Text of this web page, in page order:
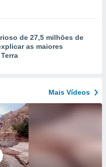
de 27,5 milhões de
as maiores
Mais Vídeos